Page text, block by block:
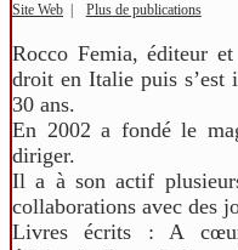
Site Web Plus de publications
Rocco Femia, éditeur
droit en Italie puis s’est
30 ans.
En 2002 a fondé le
diriger.
Il a à son actif
collaborations avec des
Livres écrits : A